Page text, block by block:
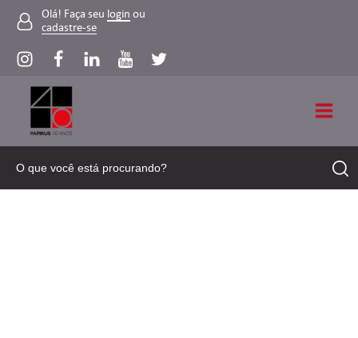
Olá! Faça seu login ou
cadastre-se